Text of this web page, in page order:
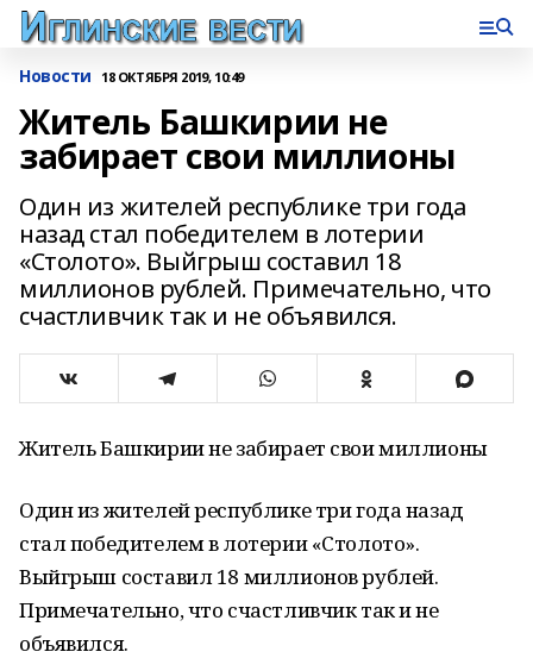
Новости 18 ОКТЯБРЯ 2019, 10:49
Житель Башкирии не
забирает свои миллионы
Один из жителей республике три года
назад стал победителем в лотерии
«Столото». Выйгрыш составил 18
миллионов рублей. Примечательно, что
счастливчик так и не объявился.
Житель Башкирии не забирает свои миллионы
Один из жителей республике три года назад
стал победителем в лотерии «Столото».
Выйгрыш составил 18 миллионов рублей.
Примечательно, что счастливчик так и не
объявился.